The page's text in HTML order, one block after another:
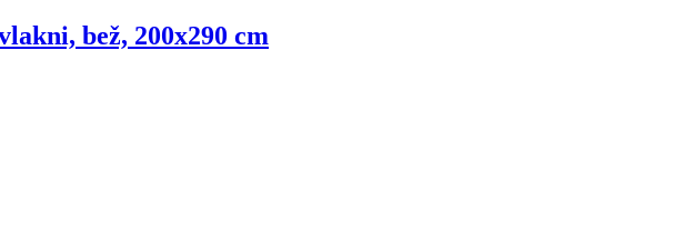
bež, 200x290 cm